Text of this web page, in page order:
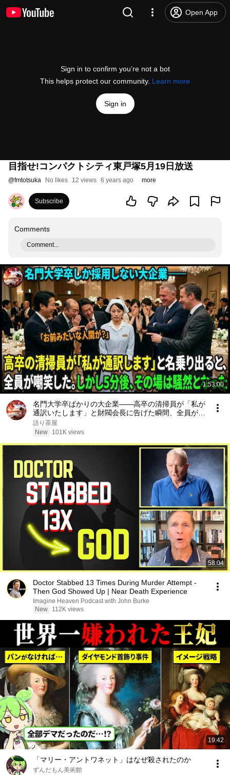
Open App
Sign in to confirm you’re not a bot
This helps protect our community. Learn more
Sign in
目指せ!コンパクトシティ東戸塚5月19日放送
@fmtotsuka No likes 12 views 6 years ago more
Subscribe
Comments
Comment...
1:53:00
名門大学卒ばかりの大企業――高卒の清掃員が「私が
通訳いたします」と財閥会長に告げた瞬間、全員が嘲
笑した。しかし5分後、その場は静まり返った。#動
エピソード#老後の物語 #家族の物語
語り茶屋
New
101K views
58:04
Doctor Stabbed 13 Times During Murder Attempt -
Then God Showed Up | Near Death Experience
Imagine Heaven Podcast with John Burke
New
112K views
19:42
「マリー・アントワネット」はなぜ殺されたのか
ずんだもん美術館